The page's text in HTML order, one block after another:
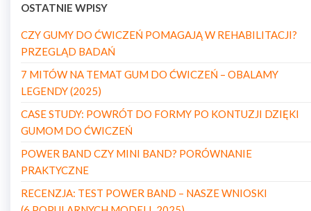
OSTATNIE WPISY
CZY GUMY DO ĆWICZEŃ POMAGAJĄ W REHABILITACJI?
PRZEGLĄD BADAŃ
7 MITÓW NA TEMAT GUM DO ĆWICZEŃ – OBALAMY
LEGENDY (2025)
CASE STUDY: POWRÓT DO FORMY PO KONTUZJI DZIĘKI
GUMOM DO ĆWICZEŃ
POWER BAND CZY MINI BAND? PORÓWNANIE
PRAKTYCZNE
RECENZJA: TEST POWER BAND – NASZE WNIOSKI